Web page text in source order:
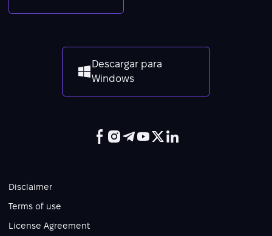
Descargar para
Windows
Disclaimer
Terms of use
License Agreement